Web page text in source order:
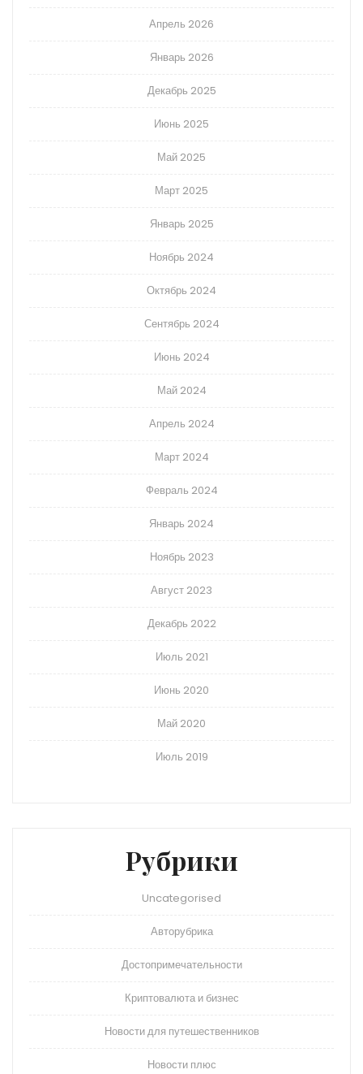
Апрель 2026
Январь 2026
Декабрь 2025
Июнь 2025
Май 2025
Март 2025
Январь 2025
Ноябрь 2024
Октябрь 2024
Сентябрь 2024
Июнь 2024
Май 2024
Апрель 2024
Март 2024
Февраль 2024
Январь 2024
Ноябрь 2023
Август 2023
Декабрь 2022
Июль 2021
Июнь 2020
Май 2020
Июль 2019
Рубрики
Uncategorised
Авторубрика
Достопримечательности
Криптовалюта и бизнес
Новости для путешественников
Новости плюс